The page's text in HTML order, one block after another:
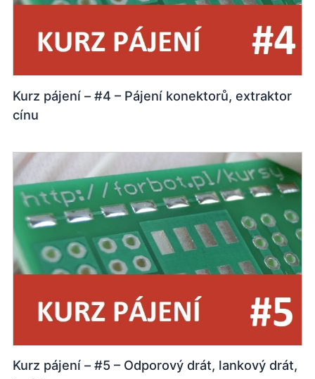
Kurz pájení – #4 – Pájení konektorů, extraktor
cínu
Kurz pájení – #5 – Odporový drát, lankový drát,